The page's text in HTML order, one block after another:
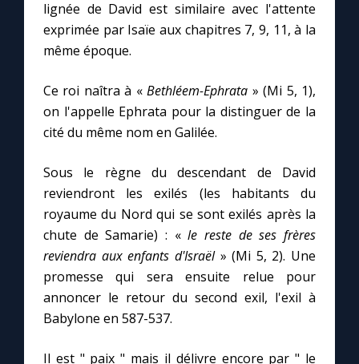
lignée de David est similaire avec l'attente
exprimée par Isaïe aux chapitres 7, 9, 11, à la
même époque.
Ce roi naîtra à «Bethléem-Ephrata » (Mi 5, 1),
on l'appelle Ephrata pour la distinguer de la
cité du même nom en Galilée.
Sous le règne du descendant de David
reviendront les exilés (les habitants du
royaume du Nord qui se sont exilés après la
chute de Samarie) : «le reste de ses frères
reviendra aux enfants d'Israël» (Mi 5, 2). Une
promesse qui sera ensuite relue pour
annoncer le retour du second exil, l'exil à
Babylone en 587-537.
Il est " paix " mais il délivre encore par " le